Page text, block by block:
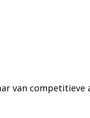
van competitieve